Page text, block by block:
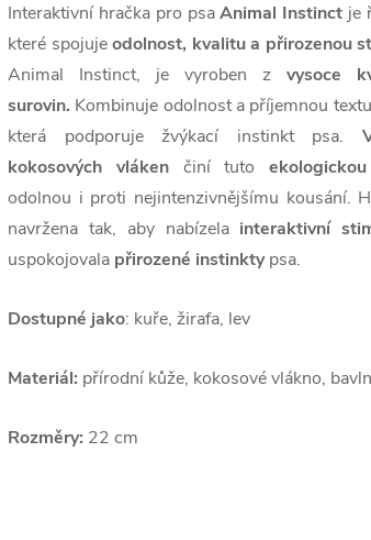
Interaktivní hračka pro psaAnimal Instinct je
které spojujeodolnost, kvalitu a přirozenou
Animal Instinct, je vyroben z vysoce
surovin. Kombinuje odolnost a příjemnou
která podporuje žvýkací instinkt psa.
kokosových vlákenčiní tutoekologickou
odolnou i proti nejintenzivnějšímu kousání.
navržena tak, aby nabízela interaktivní
uspokojovala přirozené instinktypsa.
Dostupné jako: kuře, žirafa, lev
Materiál: přírodní kůže, kokosové vlákno,
Rozměry: 22 cm